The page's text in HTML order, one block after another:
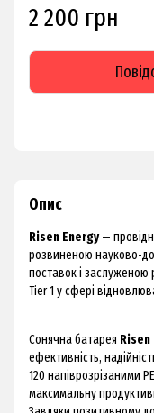
2 200 грн
Опис
Risen Energy—
розвиненою науково-
поставок і заслуженою
Tier 1 у сфері
Сонячна батарея Risen
ефективність,
120 напіврозрізаними
максимальну